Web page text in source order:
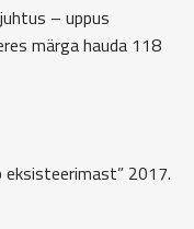
– uppus
märga hauda 118
eksisteerimast” 2017.